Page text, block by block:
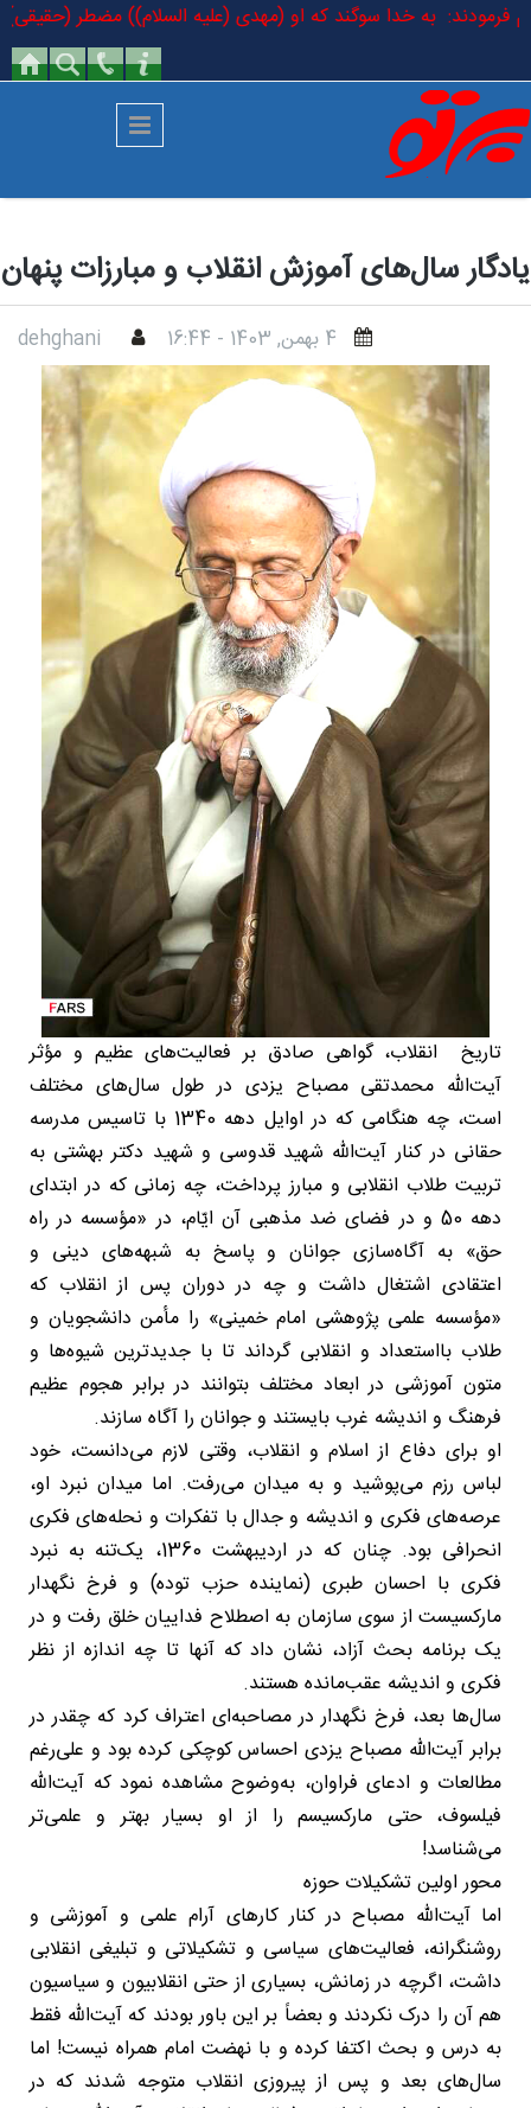
رفتن به محتوای اصلی
السلام فرمودند: به خدا سوگند که او (مهدی (علیه السلام)) مضطر
یادگار سال‌های آموزش انقلاب و مبارزات پنهان
4 بهمن, 1403 - 16:44 dehghani
تاریخ انقلاب، گواهی صادق بر فعالیت‌های عظیم و مؤثر
آیت‌الله محمدتقی مصباح یزدی در طول سال‌های مختلف
است، چه هنگامی که در اوایل دهه 1340 با تاسیس مدرسه
حقانی در کنار آیت‌الله شهید قدوسی و شهید دکتر بهشتی به
تربیت طلاب انقلابی و مبارز پرداخت، چه زمانی که در ابتدای
دهه 50 و در فضای ضد مذهبی آن ایّام، در «مؤسسه در راه
حق» به آگاه‌سازی جوانان و پاسخ به شبهه‌های دینی و
اعتقادی اشتغال داشت و چه در دوران پس از انقلاب که
«مؤسسه علمی پژوهشی امام خمینی» را مأمن دانشجویان و
طلاب بااستعداد و انقلابی گرداند تا با جدیدترین شیوه‌ها و
متون آموزشی در ابعاد مختلف بتوانند در برابر هجوم عظیم
فرهنگ و اندیشه غرب بایستند و جوانان را آگاه سازند.
او برای دفاع از اسلام و انقلاب، وقتی لازم می‌دانست، خود
لباس رزم می‌پوشید و به میدان می‌رفت. اما میدان نبرد او،
عرصه‌های فکری و اندیشه و جدال با تفکرات و نحله‌های فکری
انحرافی بود. چنان که در اردیبهشت 1360، یک‌تنه به نبرد
فکری با احسان طبری (نماینده حزب توده) و فرخ نگهدار
مارکسیست از سوی سازمان به اصطلاح فداییان خلق رفت و در
یک برنامه بحث آزاد، نشان داد که آنها تا چه اندازه از نظر
فکری و اندیشه عقب‌مانده هستند.
سال‌ها بعد، فرخ نگهدار در مصاحبه‌ای اعتراف کرد که چقدر در
برابر آیت‌الله مصباح یزدی احساس کوچکی کرده بود و علی‌رغم
مطالعات و ادعای فراوان، به‌وضوح مشاهده نمود که آیت‌الله
فیلسوف، حتی مارکسیسم را از او بسیار بهتر و علمی‌تر
می‌شناسد!
محور اولین تشکیلات حوزه
اما آیت‌الله مصباح در کنار کارهای آرام علمی و آموزشی و
روشنگرانه، فعالیت‌های سیاسی و تشکیلاتی و تبلیغی انقلابی
داشت، اگرچه در زمانش، بسیاری از حتی انقلابیون و سیاسیون
هم آن را درک نکردند و بعضاً بر این باور بودند که آیت‌الله فقط
به درس و بحث اکتفا کرده و با نهضت امام همراه نیست! اما
سال‌های بعد و پس از پیروزی انقلاب متوجه شدند که در